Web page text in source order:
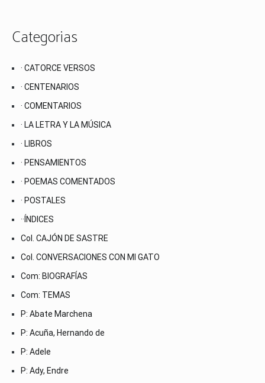
Categorias
· CATORCE VERSOS
· CENTENARIOS
· COMENTARIOS
· LA LETRA Y LA MÚSICA
· LIBROS
· PENSAMIENTOS
· POEMAS COMENTADOS
· POSTALES
··ÍNDICES
Col. CAJÓN DE SASTRE
Col. CONVERSACIONES CON MI GATO
Com: BIOGRAFÍAS
Com: TEMAS
P: Abate Marchena
P: Acuña, Hernando de
P: Adele
P: Ady, Endre